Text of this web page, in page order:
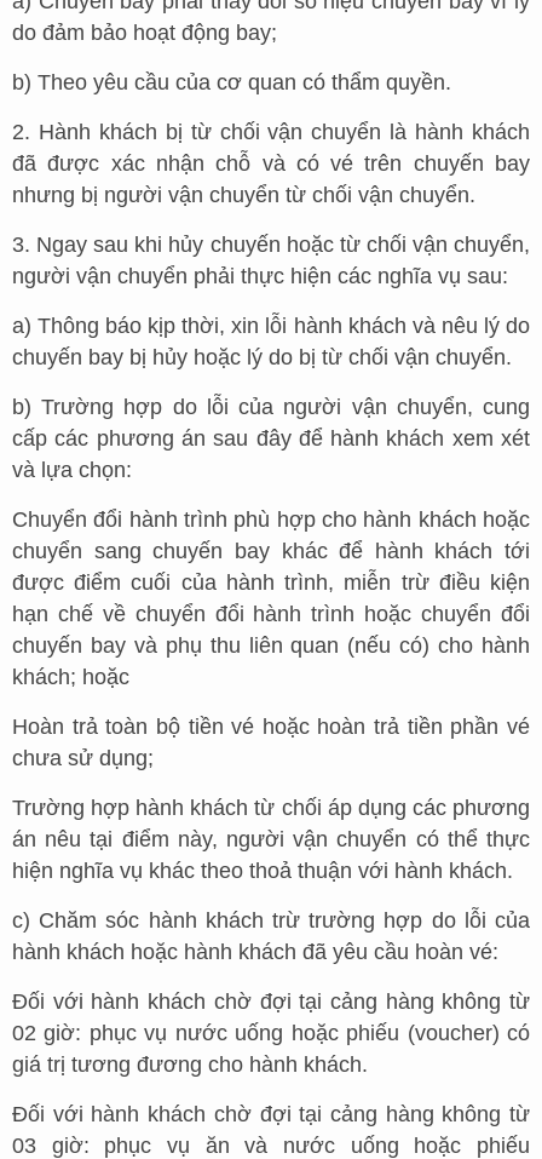
do đảm bảo hoạt động bay;
b) Theo yêu cầu của cơ quan có thẩm quyền.
2. Hành khách bị từ chối vận chuyển là hành khách
đã được xác nhận chỗ và có vé trên chuyến bay
nhưng bị người vận chuyển từ chối vận chuyển.
3. Ngay sau khi hủy chuyến hoặc từ chối vận chuyển,
người vận chuyển phải thực hiện các nghĩa vụ sau:
a) Thông báo kịp thời, xin lỗi hành khách và nêu lý do
chuyến bay bị hủy hoặc lý do bị từ chối vận chuyển.
b) Trường hợp do lỗi của người vận chuyển, cung
cấp các phương án sau đây để hành khách xem xét
và lựa chọn:
Chuyển đổi hành trình phù hợp cho hành khách hoặc
chuyển sang chuyến bay khác để hành khách tới
được điểm cuối của hành trình, miễn trừ điều kiện
hạn chế về chuyển đổi hành trình hoặc chuyển đổi
chuyến bay và phụ thu liên quan (nếu có) cho hành
khách; hoặc
Hoàn trả toàn bộ tiền vé hoặc hoàn trả tiền phần vé
chưa sử dụng;
Trường hợp hành khách từ chối áp dụng các phương
án nêu tại điểm này, người vận chuyển có thể thực
hiện nghĩa vụ khác theo thoả thuận với hành khách.
c) Chăm sóc hành khách trừ trường hợp do lỗi của
hành khách hoặc hành khách đã yêu cầu hoàn vé:
Đối với hành khách chờ đợi tại cảng hàng không từ
02 giờ: phục vụ nước uống hoặc phiếu (voucher) có
giá trị tương đương cho hành khách.
Đối với hành khách chờ đợi tại cảng hàng không từ
03 giờ: phục vụ ăn và nước uống hoặc phiếu